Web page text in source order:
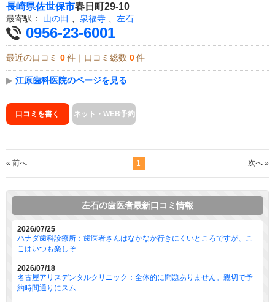
長崎県佐世保市春日町29-10
最寄駅： 山の田 泉福寺 左石
0956-23-6001
最近の口コミ 0 件｜口コミ総数 0 件
▶ 江原歯科医院のページを見る
口コミを書く ネット・WEB予約
« 前へ 1 次へ »
左石の歯医者最新口コミ情報
2026/07/25
ハナダ歯科診療所：歯医者さんはなかなか行きにくいところですが、こ
こはいつも楽しそ ...
2026/07/18
名古屋アリスデンタルクリニック：全体的に問題ありません。親切で予
約時間通りにスム ...